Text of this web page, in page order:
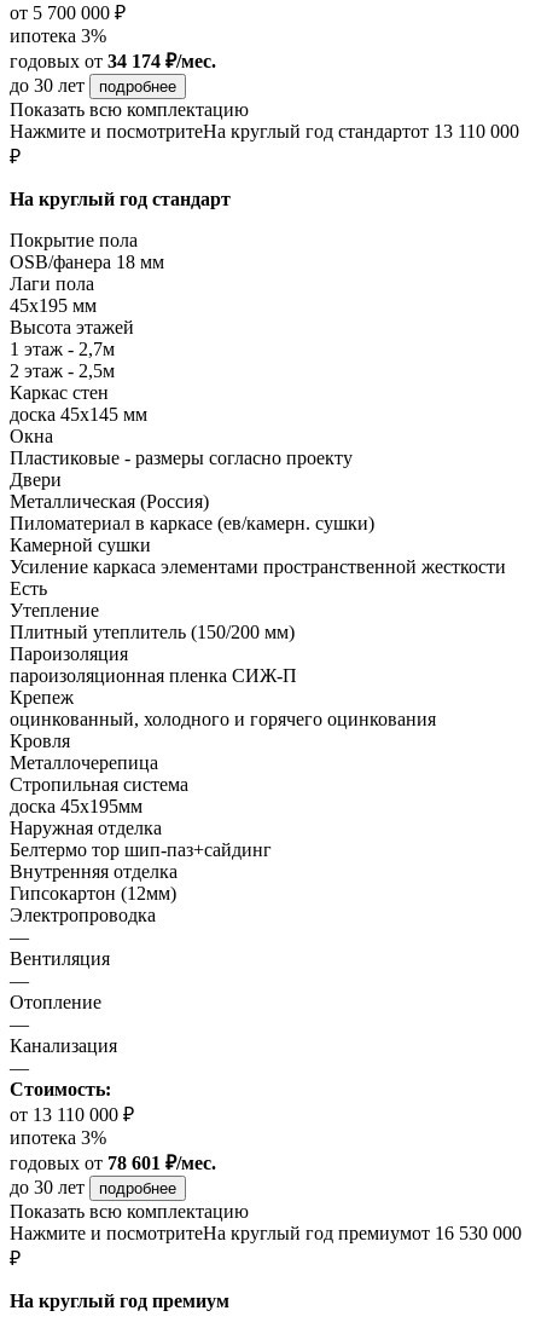
от 5 700 000 ₽
ипотека 3%
годовых от 34 174 ₽/мес.
до 30 лет
подробнее
Показать всю комплектацию
Нажмите и посмотритеНа круглый год стандартот 13 110 000
₽
На круглый год стандарт
Покрытие пола
ОSB/фанера 18 мм
Лаги пола
45х195 мм
Высота этажей
1 этаж - 2,7м
2 этаж - 2,5м
Каркас стен
доска 45х145 мм
Окна
Пластиковые - размеры согласно проекту
Двери
Металлическая (Россия)
Пиломатериал в каркасе (ев/камерн. сушки)
Камерной сушки
Усиление каркаса элементами пространственной жесткости
Есть
Утепление
Плитный утеплитель (150/200 мм)
Пароизоляция
пароизоляционная пленка СИЖ-П
Крепеж
оцинкованный, холодного и горячего оцинкования
Кровля
Металлочерепица
Стропильная система
доска 45х195мм
Наружная отделка
Белтермо тор шип-паз+сайдинг
Внутренняя отделка
Гипсокартон (12мм)
Электропроводка
—
Вентиляция
—
Отопление
—
Канализация
—
Стоимость:
от 13 110 000 ₽
ипотека 3%
годовых от 78 601 ₽/мес.
до 30 лет
подробнее
Показать всю комплектацию
Нажмите и посмотритеНа круглый год премиумот 16 530 000
₽
На круглый год премиум